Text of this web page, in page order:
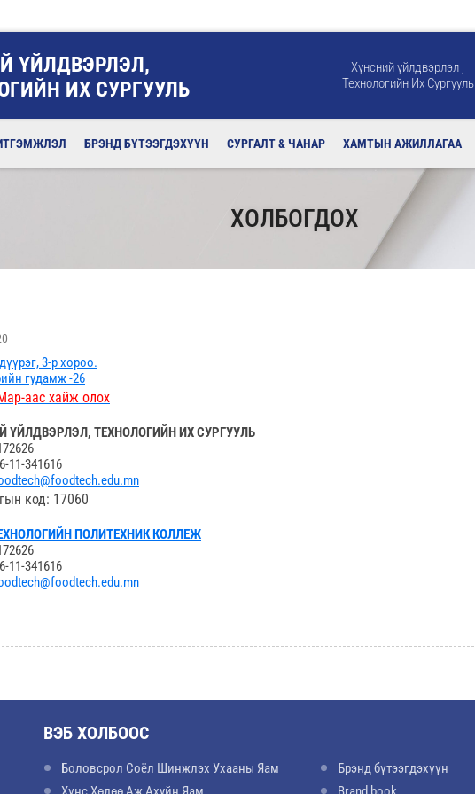
ҮЙЛДВЭРЛЭЛ,
ИХ СУРГУУЛЬ
Хүнсний үйлдвэрлэл ,
Технологийн Их Сургууль
БРЭНД БҮТЭЭГДЭХҮҮН СУРГАЛТ & ЧАНАР ХАМТЫН АЖИЛЛАГАА
ХОЛБОГДОХ
3-р хороо.
гудамж -26
аас хайж олох
ҮЙЛДВЭРЛЭЛ, ТЕХНОЛОГИЙН ИХ СУРГУУЛЬ
11-341616
mn
код: 17060
ПОЛИТЕХНИК КОЛЛЕЖ
11-341616
mn
ВЭБ ХОЛБООС
Боловсрол Соёл Шинжлэх Ухааны Яам
Брэнд бүтээгдэхүүн